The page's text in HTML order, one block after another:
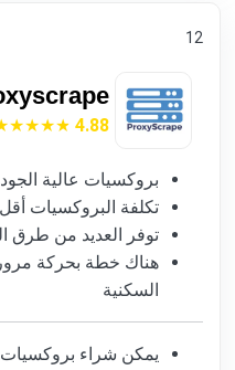
12
4.88
بروكسيات عالية
تكلفة البروكسيات
توفر العديد من طرق
هناك خطة بحركة
السكنية
يمكن شراء بروكسيات